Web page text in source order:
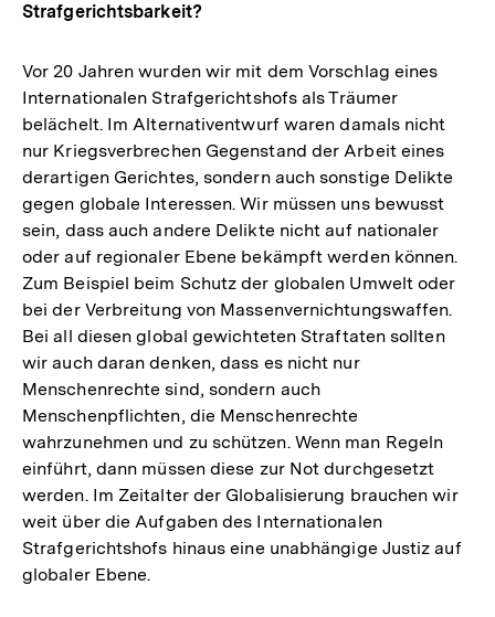
Strafgerichtsbarkeit?
Vor 20 Jahren wurden wir mit dem Vorschlag eines
Internationalen Strafgerichtshofs als Träumer
belächelt. Im Alternativentwurf waren damals nicht
nur Kriegsverbrechen Gegenstand der Arbeit eines
derartigen Gerichtes, sondern auch sonstige Delikte
gegen globale Interessen. Wir müssen uns bewusst
sein, dass auch andere Delikte nicht auf nationaler
oder auf regionaler Ebene bekämpft werden können.
Zum Beispiel beim Schutz der globalen Umwelt oder
bei der Verbreitung von Massenvernichtungswaffen.
Bei all diesen global gewichteten Straftaten sollten
wir auch daran denken, dass es nicht nur
Menschenrechte sind, sondern auch
Menschenpflichten, die Menschenrechte
wahrzunehmen und zu schützen. Wenn man Regeln
einführt, dann müssen diese zur Not durchgesetzt
werden. Im Zeitalter der Globalisierung brauchen wir
weit über die Aufgaben des Internationalen
Strafgerichtshofs hinaus eine unabhängige Justiz auf
globaler Ebene.